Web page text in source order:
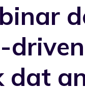
driven
dat